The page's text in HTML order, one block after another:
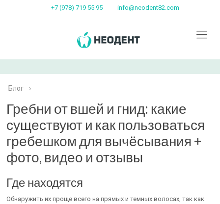
+7 (978) 719 55 95 info@neodent82.com
Блог ›
Гребни от вшей и гнид: какие
существуют и как пользоваться
гребешком для вычёсывания +
фото, видео и отзывы
Где находятся
Обнаружить их проще всего на прямых и темных волосах, так как